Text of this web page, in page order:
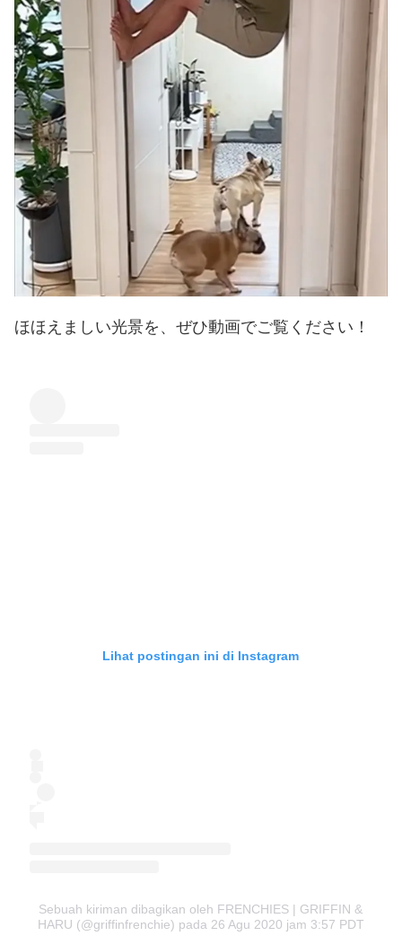
ほほえましい光景を、ぜひ動画でご覧ください！
Lihat postingan ini di Instagram
Sebuah kiriman dibagikan oleh FRENCHIES | GRIFFIN &
HARU (@griffinfrenchie) pada 26 Agu 2020 jam 3:57 PDT